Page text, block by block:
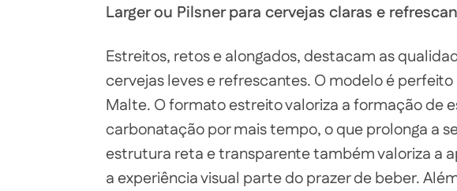
Larger ou Pilsner para cervejas claras e
Estreitos, retos e alongados, destacam as
cervejas leves e refrescantes. O modelo é
Malte. O formato estreito valoriza a formação de
carbonatação por mais tempo, o que prolonga a
estrutura reta e transparente também valoriza a
a experiência visual parte do prazer de beber.